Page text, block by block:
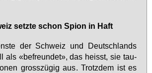
setz­te schon Spi­on in Haft
der Schweiz und Deutsch­lands
als «be­freun­det», das heisst, sie tau­
gross­zü­gig aus. Trotz­dem ist es